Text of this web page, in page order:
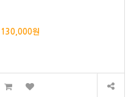
130,000원